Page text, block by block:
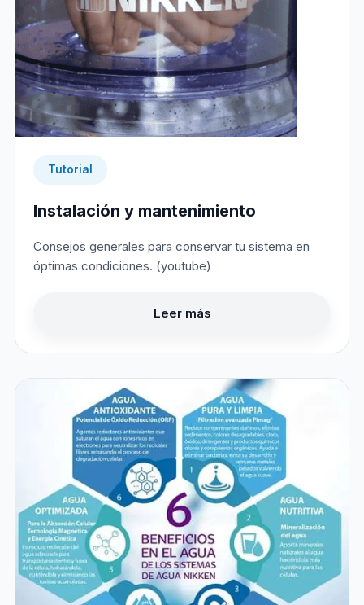
Tutorial
Instalación y mantenimiento
Consejos generales para conservar tu sistema en
óptimas condiciones. (youtube)
Leer más